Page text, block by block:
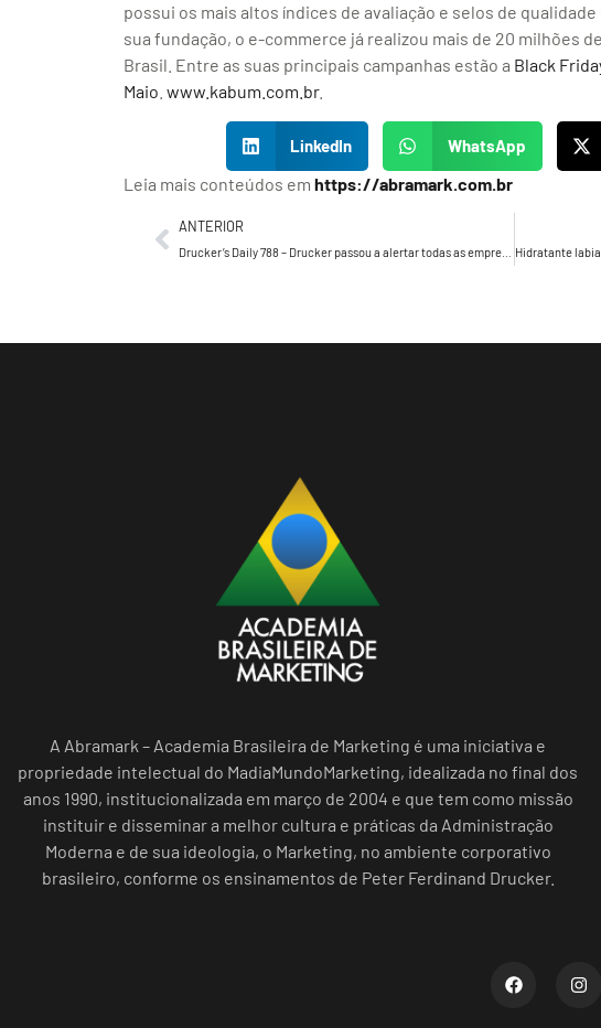
possui os mais altos índices de avaliação e selos de
sua fundação, o e-commerce já realizou mais de 20 milhões
Brasil. Entre as suas principais campanhas estão a Black
Maio www.kabum.com.br.
LinkedIn WhatsApp
Leia mais conteúdos em https://abramark.com.br
ANTERIOR
A Abramark – Academia Brasileira de Marketing é uma iniciativa e
propriedade intelectual do MadiaMundoMarketing, idealizada no final dos
anos 1990, institucionalizada em março de 2004 e que tem como missão
instituir e disseminar a melhor cultura e práticas da Administração
Moderna e de sua ideologia, o Marketing, no ambiente corporativo
brasileiro, conforme os ensinamentos de Peter Ferdinand Drucker.